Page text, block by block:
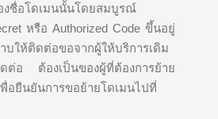
งชื่อโดเมนนั้นโดยสมบูรณ์
หรือ Authorized Code ขึ้นอยู่
ให้ติดต่อขอจากผู้ให้บริการเดิม
อ ต้องเป็นของผู้ที่ต้องการย้าย
พื่อยืนยันการขอย้ายโดเมนไปที่